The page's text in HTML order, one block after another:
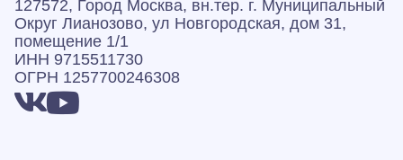
127572, Город Москва, вн.тер. г. Муниципальный
Округ Лианозово, ул Новгородская, дом 31,
помещение 1/1
ИНН 9715511730
ОГРН 1257700246308